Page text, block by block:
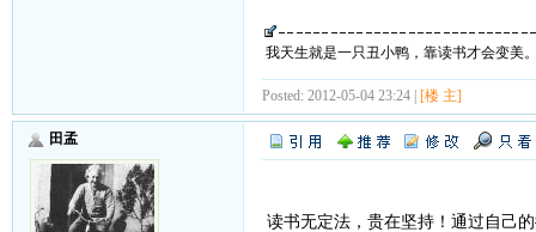
我天生就是一只丑小鸭，靠读书才会变美
Posted: 2012-05-04 23:24 | [楼 主]
田孟
读书无定法，贵在坚持！通过自己